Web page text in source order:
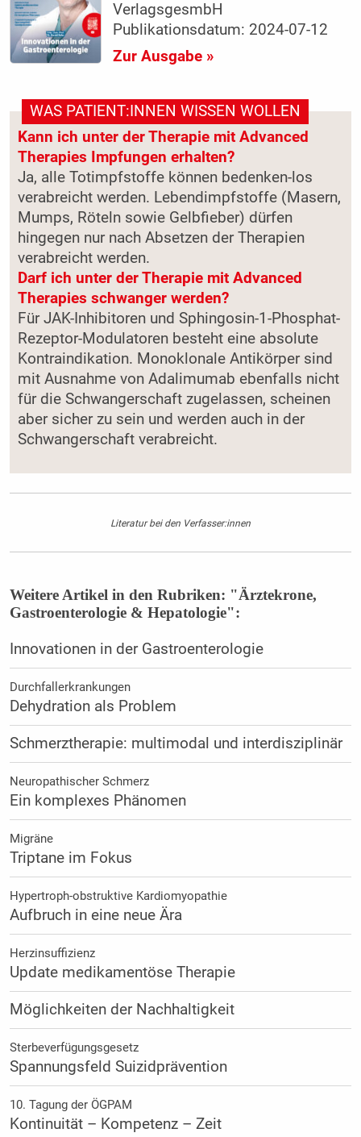
VerlagsgesmbH
Publikationsdatum: 2024-07-12
Zur Ausgabe »
WAS PATIENT:INNEN WISSEN WOLLEN
Kann ich unter der Therapie mit Advanced
Therapies Impfungen erhalten?
Ja, alle Totimpfstoffe können bedenken-los
verabreicht werden. Lebendimpfstoffe (Masern,
Mumps, Röteln sowie Gelbfieber) dürfen
hingegen nur nach Absetzen der Therapien
verabreicht werden.
Darf ich unter der Therapie mit Advanced
Therapies schwanger werden?
Für JAK-Inhibitoren und Sphingosin-1-Phosphat-
Rezeptor-Modulatoren besteht eine absolute
Kontraindikation. Monoklonale Antikörper sind
mit Ausnahme von Adalimumab ebenfalls nicht
für die Schwangerschaft zugelassen, scheinen
aber sicher zu sein und werden auch in der
Schwangerschaft verabreicht.
Literatur bei den Verfasser:innen
Weitere Artikel in den Rubriken: "Ärztekrone,
Gastroenterologie & Hepatologie":
Innovationen in der Gastroenterologie
Durchfallerkrankungen
Dehydration als Problem
Schmerztherapie: multimodal und interdisziplinär
Neuropathischer Schmerz
Ein komplexes Phänomen
Migräne
Triptane im Fokus
Hypertroph-obstruktive Kardiomyopathie
Aufbruch in eine neue Ära
Herzinsuffizienz
Update medikamentöse Therapie
Möglichkeiten der Nachhaltigkeit
Sterbeverfügungsgesetz
Spannungsfeld Suizidprävention
10. Tagung der ÖGPAM
Kontinuität – Kompetenz – Zeit